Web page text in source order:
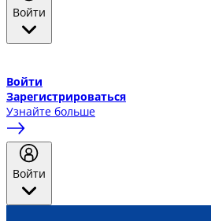
Войти
Войти
Зарегистрироваться
Узнайте больше
Войти